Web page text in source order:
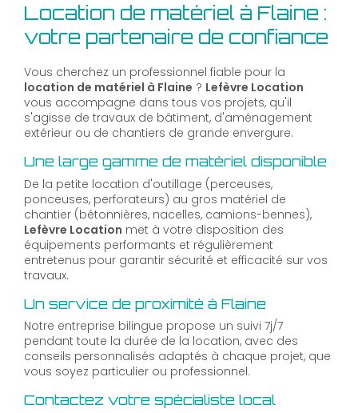
Location de matériel à Flaine :
votre partenaire de confiance
Vous cherchez un professionnel fiable pour la
location de matériel à Flaine ? Lefèvre Location
vous accompagne dans tous vos projets, qu'il
s'agisse de travaux de bâtiment, d'aménagement
extérieur ou de chantiers de grande envergure.
Une large gamme de matériel disponible
De la petite location d'outillage (perceuses,
ponceuses, perforateurs) au gros matériel de
chantier (bétonnières, nacelles, camions-bennes),
Lefèvre Location met à votre disposition des
équipements performants et régulièrement
entretenus pour garantir sécurité et efficacité sur vos
travaux.
Un service de proximité à Flaine
Notre entreprise bilingue propose un suivi 7j/7
pendant toute la durée de la location, avec des
conseils personnalisés adaptés à chaque projet, que
vous soyez particulier ou professionnel.
Contactez votre spécialiste local